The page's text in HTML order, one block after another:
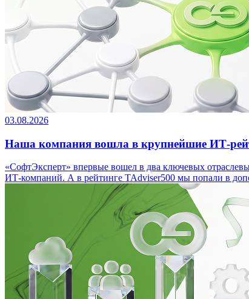
03.08.2026
Наша компания вошла в крупнейшие
«СофтЭксперт» впервые вошел в два ключевых
ИТ-компаний. А в рейтинге TAdviser500 мы попали в